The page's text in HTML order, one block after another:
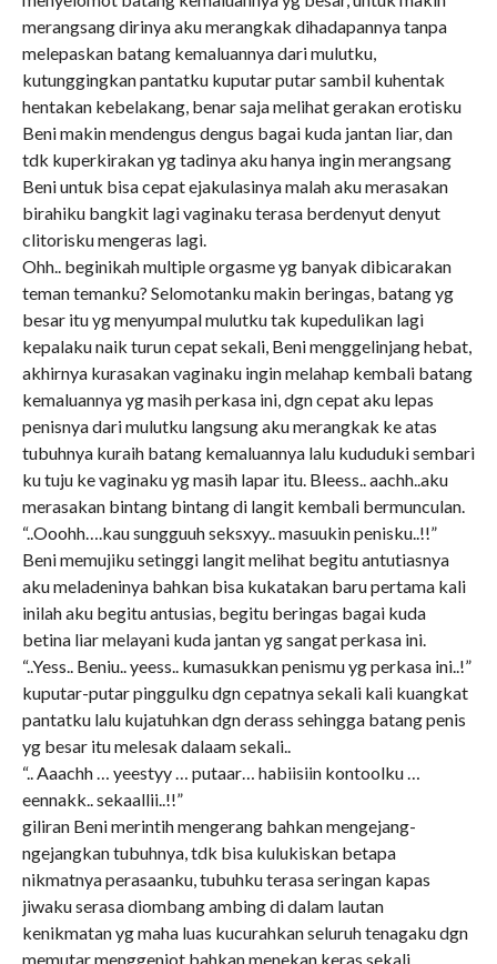
merangsang dirinya aku merangkak dihadapannya tanpa
melepaskan batang kemaluannya dari mulutku,
kutunggingkan pantatku kuputar putar sambil kuhentak
hentakan kebelakang, benar saja melihat gerakan erotisku
Beni makin mendengus dengus bagai kuda jantan liar, dan
tdk kuperkirakan yg tadinya aku hanya ingin merangsang
Beni untuk bisa cepat ejakulasinya malah aku merasakan
birahiku bangkit lagi vaginaku terasa berdenyut denyut
clitorisku mengeras lagi.
Ohh.. beginikah multiple orgasme yg banyak dibicarakan
teman temanku? Selomotanku makin beringas, batang yg
besar itu yg menyumpal mulutku tak kupedulikan lagi
kepalaku naik turun cepat sekali, Beni menggelinjang hebat,
akhirnya kurasakan vaginaku ingin melahap kembali batang
kemaluannya yg masih perkasa ini, dgn cepat aku lepas
penisnya dari mulutku langsung aku merangkak ke atas
tubuhnya kuraih batang kemaluannya lalu kududuki sembari
ku tuju ke vaginaku yg masih lapar itu. Bleess.. aachh..aku
merasakan bintang bintang di langit kembali bermunculan.
“..Ooohh….kau sungguuh seksxyy.. masuukin penisku..!!”
Beni memujiku setinggi langit melihat begitu antutiasnya
aku meladeninya bahkan bisa kukatakan baru pertama kali
inilah aku begitu antusias, begitu beringas bagai kuda
betina liar melayani kuda jantan yg sangat perkasa ini.
“..Yess.. Beniu.. yeess.. kumasukkan penismu yg perkasa ini..!”
kuputar-putar pinggulku dgn cepatnya sekali kali kuangkat
pantatku lalu kujatuhkan dgn derass sehingga batang penis
yg besar itu melesak dalaam sekali..
“.. Aaachh … yeestyy … putaar… habiisiin kontoolku …
eennakk.. sekaallii..!!”
giliran Beni merintih mengerang bahkan mengejang-
ngejangkan tubuhnya, tdk bisa kulukiskan betapa
nikmatnya perasaanku, tubuhku terasa seringan kapas
jiwaku serasa diombang ambing di dalam lautan
kenikmatan yg maha luas kucurahkan seluruh tenagaku dgn
memutar menggenjot bahkan menekan keras sekali